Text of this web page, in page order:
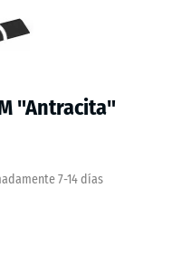
"Antracita"
7-14 días